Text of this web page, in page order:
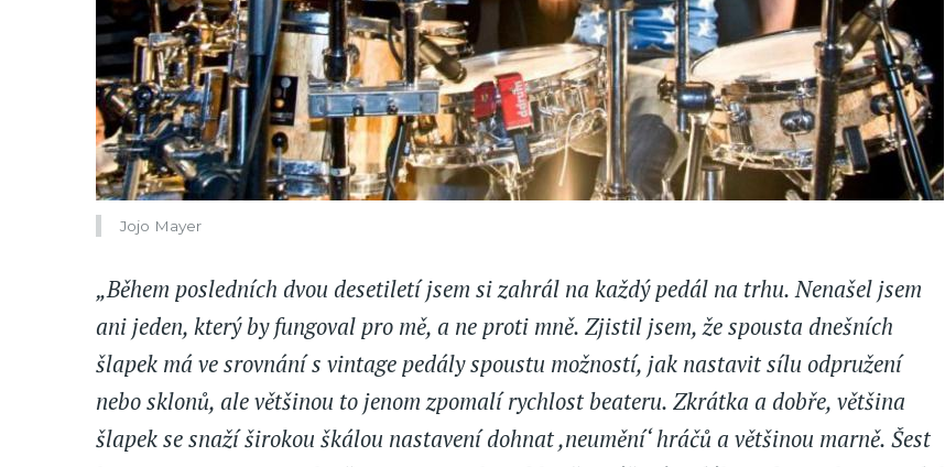
Jojo Mayer
„Během posledních dvou desetiletí jsem si zahrál na každý pedál na trhu. Nenašel jsem
ani jeden, který by fungoval pro mě, a ne proti mně. Zjistil jsem, že spousta dnešních
šlapek má ve srovnání s vintage pedály spoustu možností, jak nastavit sílu odpružení
nebo sklonů, ale většinou to jenom zpomalí rychlost beateru. Zkrátka a dobře, většina
šlapek se snaží širokou škálou nastavení dohnat ,neumění‘ hráčů a většinou marně. Šest